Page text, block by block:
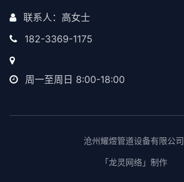
联系人：高女士
182-3369-1175
周一至周日 8:00-18:00
沧州耀煜管道设备有限公司
「龙灵网络」制作